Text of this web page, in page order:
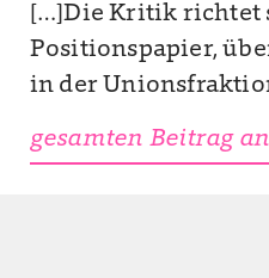
[…]Die Kritik richtet
Positionspapier,
in der
gesamten Beitrag